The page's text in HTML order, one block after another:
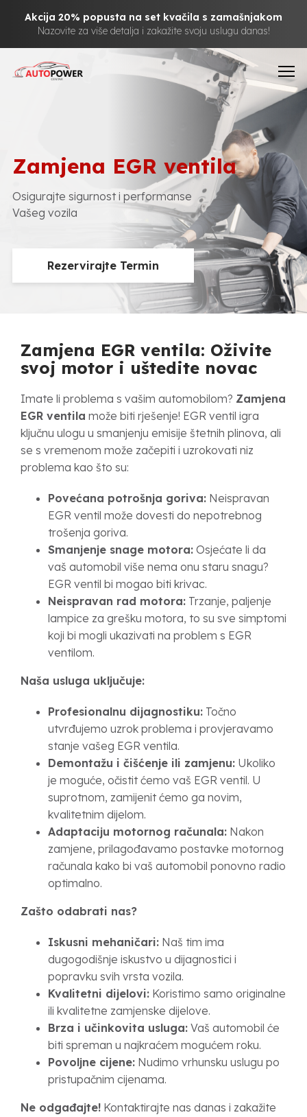
Akcija 20% popusta na set kvačila s zamašnjakom
Nazovite za više detalja i zakažite svoju uslugu danas!
Zamjena EGR ventila
Osigurajte sigurnost i performanse
Vašeg vozila
Rezervirajte Termin
Zamjena EGR ventila: Oživite
svoj motor i uštedite novac
Imate li problema s vašim automobilom? Zamjena
EGR ventila može biti rješenje! EGR ventil igra
ključnu ulogu u smanjenju emisije štetnih plinova, ali
se s vremenom može začepiti i uzrokovati niz
problema kao što su:
Povećana potrošnja goriva: Neispravan
EGR ventil može dovesti do nepotrebnog
trošenja goriva.
Smanjenje snage motora: Osjećate li da
vaš automobil više nema onu staru snagu?
EGR ventil bi mogao biti krivac.
Neispravan rad motora: Trzanje, paljenje
lampice za grešku motora, to su sve simptomi
koji bi mogli ukazivati na problem s EGR
ventilom.
Naša usluga uključuje:
Profesionalnu dijagnostiku: Točno
utvrđujemo uzrok problema i provjeravamo
stanje vašeg EGR ventila.
Demontažu i čišćenje ili zamjenu: Ukoliko
je moguće, očistit ćemo vaš EGR ventil. U
suprotnom, zamijenit ćemo ga novim,
kvalitetnim dijelom.
Adaptaciju motornog računala: Nakon
zamjene, prilagođavamo postavke motornog
računala kako bi vaš automobil ponovno radio
optimalno.
Zašto odabrati nas?
Iskusni mehaničari: Naš tim ima
dugogodišnje iskustvo u dijagnostici i
popravku svih vrsta vozila.
Kvalitetni dijelovi: Koristimo samo originalne
ili kvalitetne zamjenske dijelove.
Brza i učinkovita usluga: Vaš automobil će
biti spreman u najkraćem mogućem roku.
Povoljne cijene: Nudimo vrhunsku uslugu po
pristupačnim cijenama.
Ne odgađajte! Kontaktirajte nas danas i zakažite